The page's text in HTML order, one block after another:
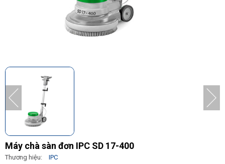
Máy chà sàn đơn IPC SD 17-400
Thương hiệu: IPC